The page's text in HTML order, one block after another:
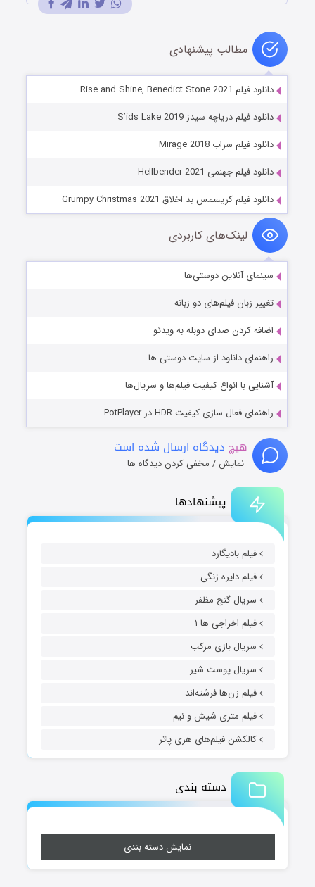
پیشنهادها
فیلم بادیگارد
فیلم دایره زنگی
سریال گنج مظفر
فیلم اخراجی ها ۱
سریال بازی مرکب
سریال پوست شیر
فیلم زن‌ها فرشته‌اند
فیلم متری شیش و نیم
کالکشن فیلم‌های هری پاتر
دسته بندی
نمایش دسته بندی
مطالب پیشنهادی
دانلود فیلم Rise and Shine, Benedict Stone 2021
دانلود فیلم دریاچه سیدز S’ids Lake 2019
دانلود فیلم سراب Mirage 2018
دانلود فیلم جهنمی Hellbender 2021
دانلود فیلم کریسمس بد اخلاق Grumpy Christmas 2021
لینک‌های کاربردی
سینمای آنلاین دوستی‌ها
تغییر زبان فیلم‌های دو زبانه
اضافه کردن صدای دوبله به ویدئو
راهنمای دانلود از سایت دوستی ها
آشنایی با انواع کیفیت فیلم‌ها و سریال‌ها
راهنمای فعال سازی کیفیت HDR در PotPlayer
هیچ دیدگاه ارسال شده است
نمایش / مخفی کردن دیدگاه ها